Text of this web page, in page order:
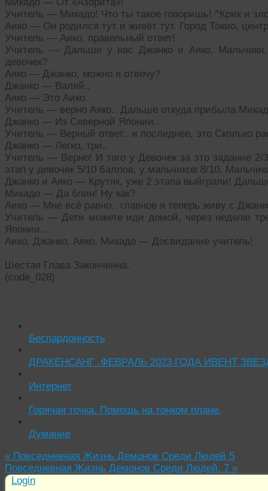
Учитель — Микадо! Что ты такое говоришь! ^Крик и
Аико — Он родился тут и живёт тут. Город Токио,
Учитель — Аико, правельный ответ!
Учитель — Дальше у нас Джанко и Аяко.
девочек?
Аяко — Джанко, можно я отвечу?
Джанко — Валяй..
Аяко — Это Аико.
Учитель — верно Аяко.. Дальше откуда прибыла
Джанко — Из Северной Японии..
Учитель — Верный ответ.. и последнее, это Сколько
Джанко — Легко, три..
Учитель — Верно! И того у Девочек за это задание
этап у девочек 5/10 баллов, у мальчиков 8/10,
Джанко и Аяко — Крутяк, уже 2 этапа выйграли!
Микадо — Да блин! Ну как?
Аико — Мне всё равно.. главное я теперь живу с
Учитель — Дети можете иди домой, через неделю
Японии..
Аико, Джанко, Аяко, Микадо — Досвидание учитель!
Шестая Глава Законченна.
(code_028)
Беспардонность
ДРАКЕНСАНГ .ФЕВРАЛЬ 2023 ГОДА ИВЕНТ
Интернет
Горячая точка. Помощь на тонком плане.
Думание
« Повседневная Жизнь Демонов Среди Людей 5
Повседневная Жизнь Демонов Среди Людей. 7 »
Login